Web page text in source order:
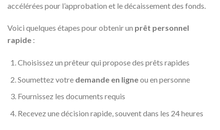
accélérées pour l’approbation et le décaissement des fonds.
Voici quelques étapes pour obtenir un prêt personnel
rapide :
Choisissez un prêteur qui propose des prêts rapides
Soumettez votre demande en ligneou en personne
Fournissez les documents requis
Recevez une décision rapide, souvent dans les 24 heures